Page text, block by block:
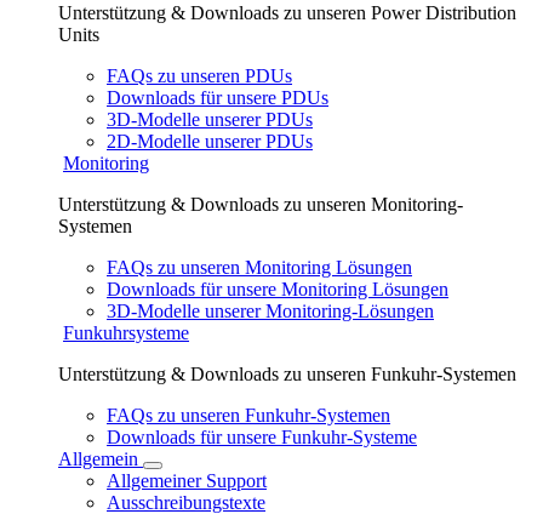
Unterstützung & Downloads zu unseren Power Distribution
Units
FAQs zu unseren PDUs
Downloads für unsere PDUs
3D-Modelle unserer PDUs
2D-Modelle unserer PDUs
Monitoring
Unterstützung & Downloads zu unseren Monitoring-
Systemen
FAQs zu unseren Monitoring Lösungen
Downloads für unsere Monitoring Lösungen
3D-Modelle unserer Monitoring-Lösungen
Funkuhrsysteme
Unterstützung & Downloads zu unseren Funkuhr-Systemen
FAQs zu unseren Funkuhr-Systemen
Downloads für unsere Funkuhr-Systeme
Allgemein
Allgemeiner Support
Ausschreibungstexte